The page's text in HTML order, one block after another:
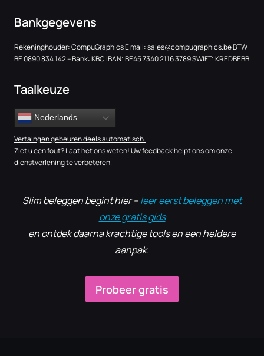
Bankgegevens
Rekeninghouder: CompuGraphics E mail:sales@compugraphics.beBTW
BE 0890 834 142 – Bank: KBC IBAN: BE45 7340 2116 3789 SWIFT: KREDBEBB
Taalkeuze
Nederlands
Vertalngen gebeuren deels automatisch.
Ziet u een fout?Laat het ons weten! Uw feedback helpt ons om onze
dienstverlening te verbeteren.
Slim beleggen begint hier –leer eerst beleggen met
onze gratis gids
en ontdek daarna krachtige tools en een heldere
aanpak.
Probeer gratis